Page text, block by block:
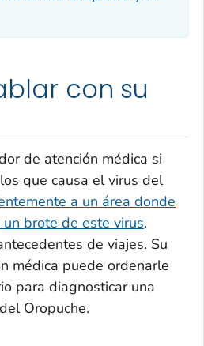
con su
de atención médica si
que causa el virus del
a un área donde
brote de este virus.
de viajes. Su
médica puede ordenarle
para diagnosticar una
Oropuche.